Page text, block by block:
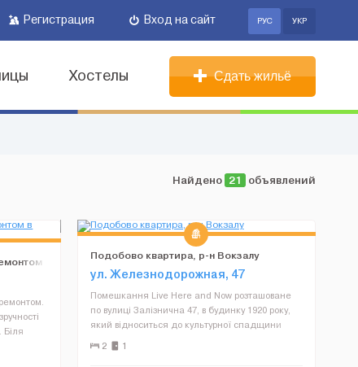
Регистрация Вход на сайт РУС УКР
Хостелы Сдать жильё
Найдено 21 объявлений
Подобово квартира, р-н Вокзалу
ул. Железнодорожная, 47
Помешкання Live Here and Now розташоване
по вулиці Залізнична 47, в будинку 1920 року,
який відноситься до культурної спадщини
Івано-Франківська, біля самого вокзалу. До
Ваших послуг безкоштовна парковка та
2 1